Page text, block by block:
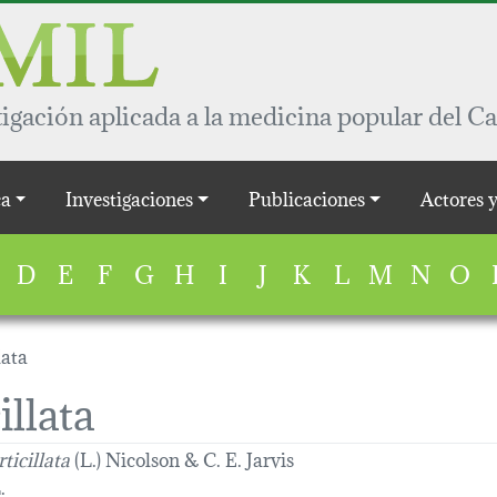
aplicada a la medicina popular del
Investigaciones Publicaciones Actores
D E F G H I J K L M N O
(L.) Nicolson & C. E. Jarvis